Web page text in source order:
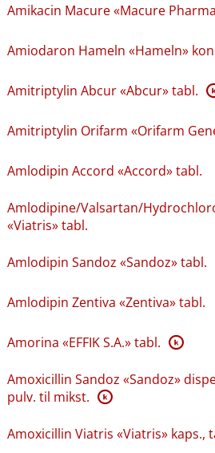
Amikacin Macure «Macure
Amiodaron Hameln «Hameln»
Amitriptylin Abcur «Abcur» tabl. K
Amitriptylin Orifarm «Orifarm
Amlodipin Accord «Accord» tabl.
Amlodipine​/​Valsartan​/​
«Viatris» tabl.
Amlodipin Sandoz «Sandoz» tabl.
Amlodipin Zentiva «Zentiva» tabl.
Amorina «EFFIK S.A.» tabl. K
Amoxicillin Sandoz «Sandoz»
pulv. til mikst. K
Amoxicillin Viatris «Viatris» kaps.,